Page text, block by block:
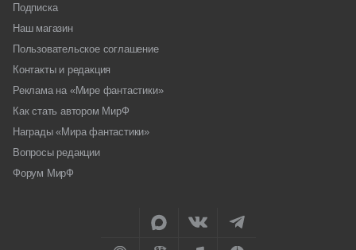
Подписка
Наш магазин
Пользовательское соглашение
Контакты и редакция
Реклама на «Мире фантастики»
Как стать автором МирФ
Награды «Мира фантастики»
Вопросы редакции
Форум МирФ